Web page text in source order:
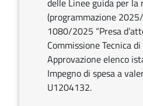
delle Linee guida per la
(programmazione
1080/2025 “Presa
Commissione Tecnica
Approvazione elenco
Impegno di spesa a
U1204132.